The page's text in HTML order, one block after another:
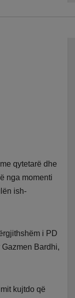
qytetarë dhe
nga momenti
ish-
i PD
Bardhi,
kujtdo që